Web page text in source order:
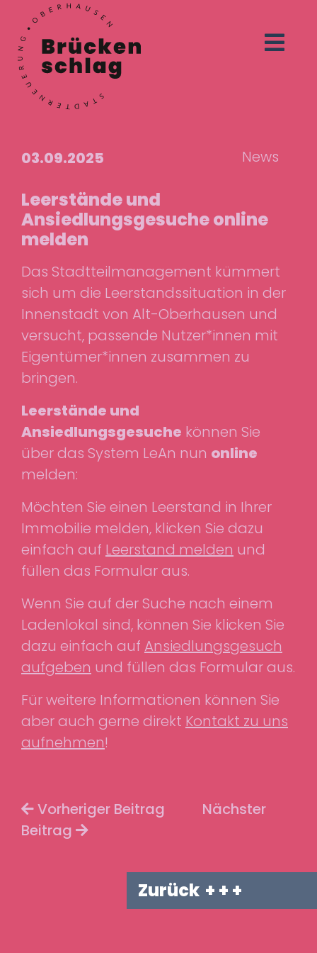
03.09.2025 News
Leerstände und
Ansiedlungsgesuche online
melden
Das Stadtteilmanagement kümmert
sich um die Leerstandssituation in der
Innenstadt von Alt-Oberhausen und
versucht, passende Nutzer*innen mit
Eigentümer*innen zusammen zu
bringen.
Leerstände und
Ansiedlungsgesuche können Sie
über das System LeAn nun online
melden:
Möchten Sie einen Leerstand in Ihrer
Immobilie melden, klicken Sie dazu
einfach auf Leerstand melden und
füllen das Formular aus.
Wenn Sie auf der Suche nach einem
Ladenlokal sind, können Sie klicken Sie
dazu einfach auf Ansiedlungsgesuch
aufgeben und füllen das Formular aus.
Für weitere Informationen können Sie
aber auch gerne direkt Kontakt zu uns
aufnehmen!
Vorheriger Beitrag
Nächster
Beitrag
Zurück